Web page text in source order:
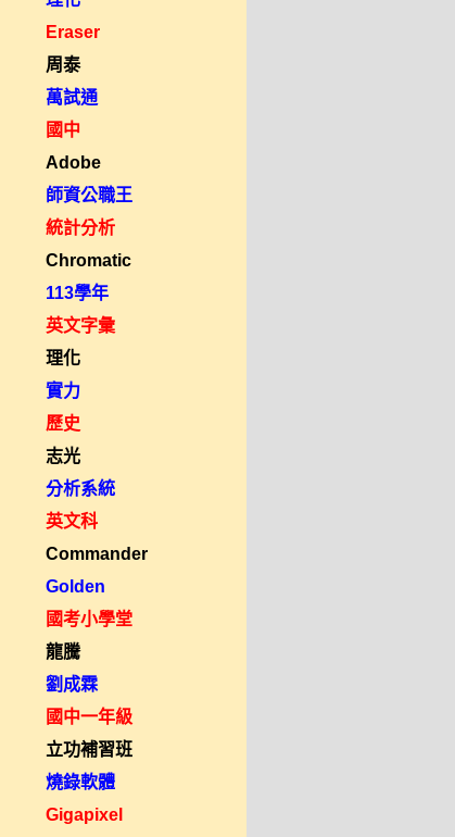
Eraser
周泰
萬試通
國中
Adobe
師資公職王
統計分析
Chromatic
113學年
英文字彙
理化
實力
歷史
志光
分析系統
英文科
Commander
Golden
國考小學堂
龍騰
劉成霖
國中一年級
立功補習班
燒錄軟體
Gigapixel